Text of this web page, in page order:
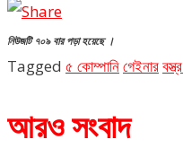
LinkedIn
নিউজটি ৭০৯ বার পড়া হয়েছে ।
Tagged ৫ কোম্পানিগেইনার
আরও সংবাদ